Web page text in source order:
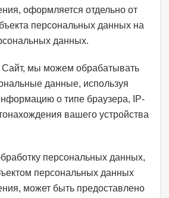
оформляется отдельно от
персональных данных на
данных.
мы можем обрабатывать
данные, используя
о типе браузера, IP-
вашего устройства
персональных данных,
персональных данных
может быть предоставлено